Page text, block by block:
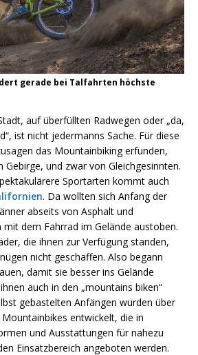
gerade bei Talfahrten höchste
auf überfüllten Radwegen oder „da,
ist nicht jedermanns Sache. Für diese
das Mountainbiking erfunden,
Gebirge, und zwar von Gleichgesinnten.
Sportarten kommt auch
. Da wollten sich Anfang der
abseits von Asphalt und
dem Fahrrad im Gelände austoben.
die ihnen zur Verfügung standen,
nicht geschaffen. Also begann
damit sie besser ins Gelände
auch in den „mountains biken“
gebastelten Anfängen wurden über
entwickelt, die in
und Ausstattungen für nahezu
Einsatzbereich angeboten werden.